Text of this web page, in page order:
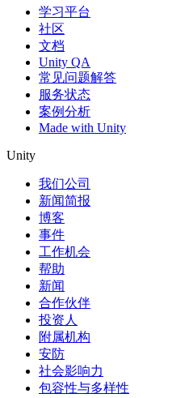
学习平台
社区
文档
Unity QA
常见问题解答
服务状态
案例分析
Made with Unity
Unity
我们公司
新闻简报
博客
事件
工作机会
帮助
新闻
合作伙伴
投资人
附属机构
安防
社会影响力
包容性与多样性